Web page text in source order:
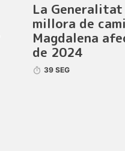
La
millora de
Magdalena
de 2024
39 SEG